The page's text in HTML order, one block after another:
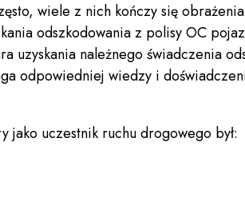
wiele z nich kończy się
odszkodowania z polisy OC
uzyskania należnego świadczenia
odpowiedniej wiedzy i
jako uczestnik ruchu drogowego był: